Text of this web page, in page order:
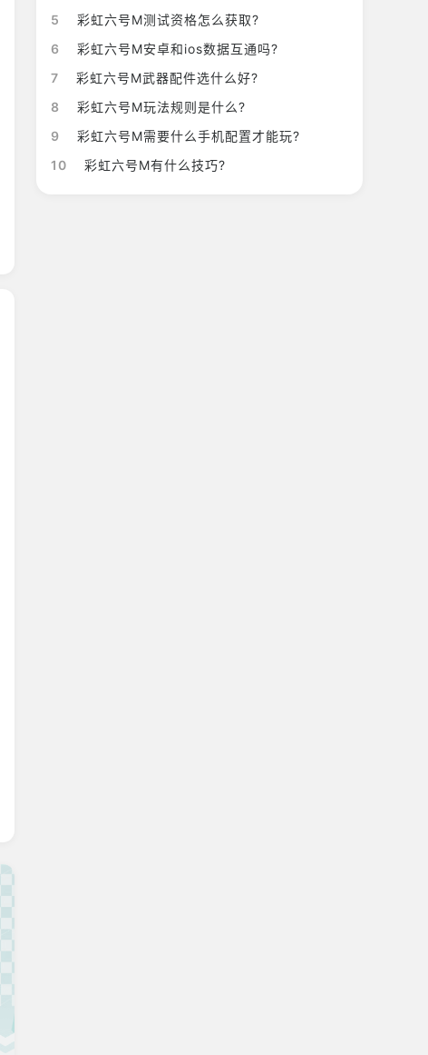
5
彩虹六号M测试资格怎么获取?
6
彩虹六号M安卓和ios数据互通吗?
7
彩虹六号M武器配件选什么好?
8
彩虹六号M玩法规则是什么?
9
彩虹六号M需要什么手机配置才能玩?
10
彩虹六号M有什么技巧?